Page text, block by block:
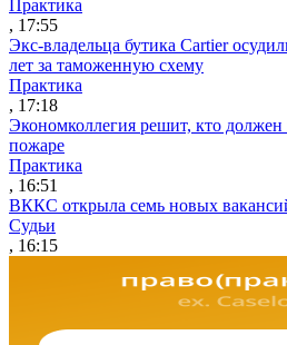
Практика
, 17:55
Экс-владельца бутика Cartier
лет за таможенную схему
Практика
, 17:18
Экономколлегия решит, кто
пожаре
Практика
, 16:51
ВККС открыла семь новых
Судьи
, 16:15